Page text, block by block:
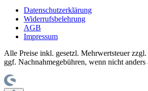
Datenschutzerklärung
Widerrufsbelehrung
AGB
Impressum
Alle Preise inkl. gesetzl. Mehrwertsteuer zzgl.
ggf. Nachnahmegebühren, wenn nicht anders